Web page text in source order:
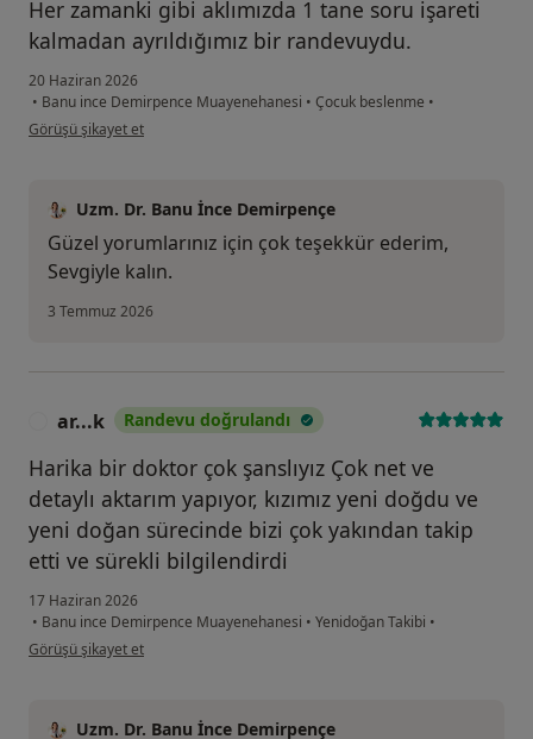
Her zamanki gibi aklımızda 1 tane soru işareti
kalmadan ayrıldığımız bir randevuydu.
20 Haziran 2026
• Banu ince Demirpence Muayenehanesi • Çocuk beslenme •
kullanıcının görüşüne göre r ...k
Görüşü şikayet et
Uzm. Dr. Banu İnce Demirpençe
Güzel yorumlarınız için çok teşekkür ederim,
Sevgiyle kalın.
3 Temmuz 2026
ar...k Randevu doğrulandı
Harika bir doktor çok şanslıyız Çok net ve
detaylı aktarım yapıyor, kızımız yeni doğdu ve
yeni doğan sürecinde bizi çok yakından takip
etti ve sürekli bilgilendirdi
17 Haziran 2026
• Banu ince Demirpence Muayenehanesi • Yenidoğan Takibi •
kullanıcının görüşüne göre ar...k
Görüşü şikayet et
Uzm. Dr. Banu İnce Demirpençe